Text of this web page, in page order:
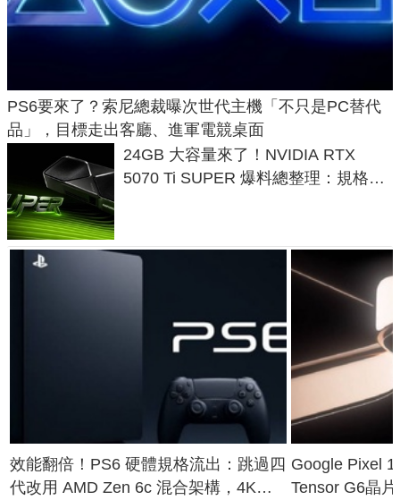
PS6要來了？索尼總裁曝次世代主機「不只是PC替代
品」，目標走出客廳、進軍電競桌面
24GB 大容量來了！NVIDIA RTX
5070 Ti SUPER 爆料總整理：規格、
效能翻倍！PS6 硬體規格流出：跳過四
代改用 AMD Zen 6c 混合架構，4K
Google Pixel
Tensor G6晶